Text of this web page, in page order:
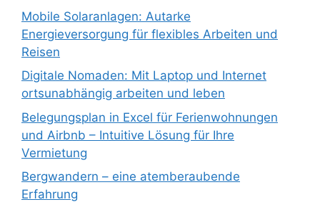
Mobile Solaranlagen: Autarke
Energieversorgung für flexibles Arbeiten und
Reisen
Digitale Nomaden: Mit Laptop und Internet
ortsunabhängig arbeiten und leben
Belegungsplan in Excel für Ferienwohnungen
und Airbnb – Intuitive Lösung für Ihre
Vermietung
Bergwandern – eine atemberaubende
Erfahrung